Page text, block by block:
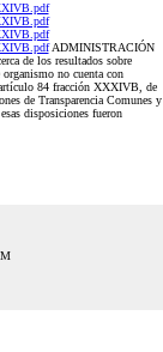
ADMINISTRACIÓN
de los resultados sobre
no cuenta con
84 fracción XXXIVB, de
de Transparencia Comunes y
disposiciones fueron